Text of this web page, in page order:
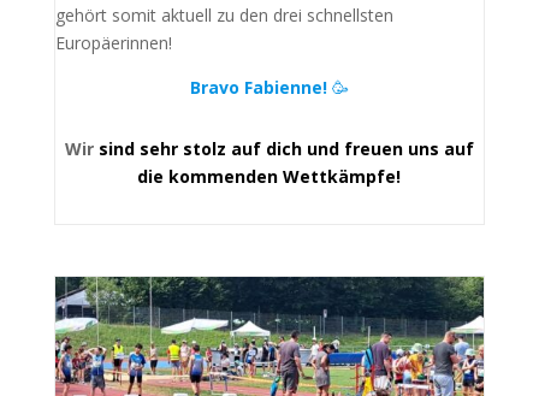
gehört somit aktuell zu den drei schnellsten
Europäerinnen!
Bravo Fabienne! 🥳
Wirsind sehr stolz auf dich und freuen uns auf
die kommenden Wettkämpfe!